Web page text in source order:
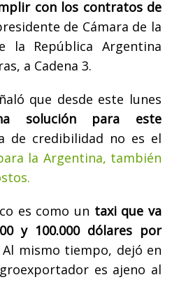
con los contratos de
de Cámara de la
la República Argentina
a Cadena 3.
que desde este lunes
solución para este
de credibilidad no es el
la Argentina, también
es como un taxi que va
y 100.000 dólares por
mismo tiempo, dejó en
es ajeno al